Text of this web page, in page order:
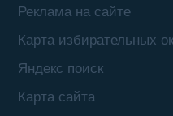
Реклама на сайте
Карта избирательных
Яндекс поиск
Карта сайта